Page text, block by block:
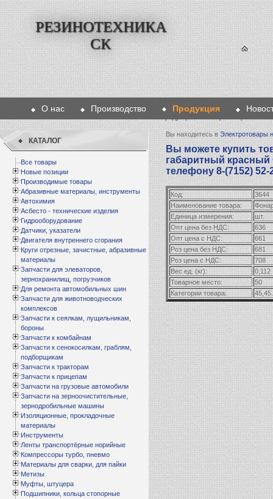
РЕЗИНОТЕХНИКА
СК
О нас Производство Продукция
КАТАЛОГ
Все товары
Новые позиции
Производимые товары
Абразивные материалы, инструменты
Автохимия
Асбесто - технические изделия
Гидрооборудование
Датчики, указатели
Двигателя внутреннего сгорания
Круги отрезные, зачистные, абразивные
материалы
Запчасти для элеваторов,
зернохранилищ, погрузчиков
Для ремонта автомобильных шин
Запчасти для животноводческих
комплексов
Запчасти к сеялкам, лущильникам,
бороны
Запчасти к комбайнам
Запчасти к сенокосилкам, граблям,
подборщикам
Запчасти к тракторам
Запчасти к прицепам
Запчасти на грузовые автомобили
Запчасти на зерноочистительные,
зернодробильные машины
Изоляционные, прокладочные
материалы
Инструменты
Ленты транспортёрные норийные
Компрессоры турбо, пневмо
Материалы для сварки, для пайки
Метизы
Муфты, штуцера
Подшипники, кольца стопорные
Вы находитесь вЭлектротовары
Вы можете купить
габаритный
телефону 8-(7152) 52-
Код:
3644
Наименование товара:
Единица измерения:
шт.
Опт цена без НДС:
636
Опт цена с НДС:
661
Роз цена без НДС:
681
Роз цена с НДС:
708
Вес ед. (кг):
0,112
Товарное место:
50
Категории товара: